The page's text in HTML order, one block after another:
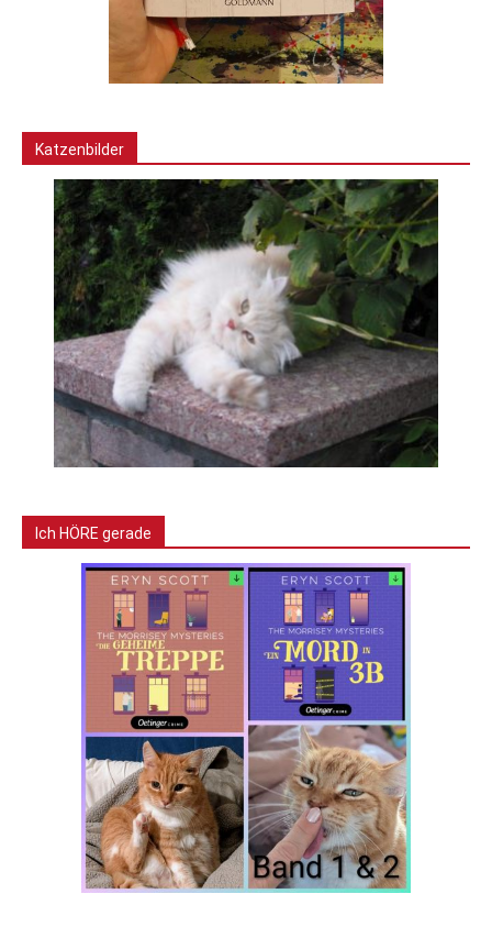
Katzenbilder
Ich HÖRE gerade